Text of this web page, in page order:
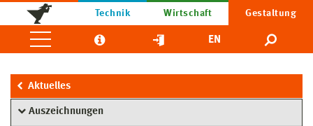
Technik Wirtschaft Gestaltung
EN
Aktuelles
Auszeichnungen